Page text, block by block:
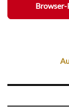
Browser-